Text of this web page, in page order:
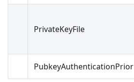
PrivateKeyFile
PubkeyAuthenticationPrior